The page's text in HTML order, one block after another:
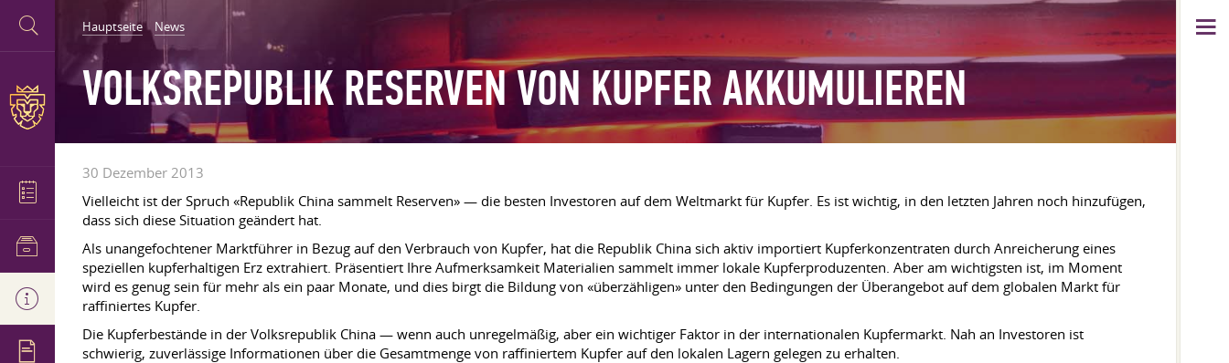
Hauptseite News
VOLKSREPUBLIK RESERVEN VON KUPFER AKKUMULIEREN
30 Dezember 2013
Vielleicht ist der Spruch «Republik China sammelt Reserven» — die besten Investoren auf dem Weltmarkt für Kupfer. Es ist wichtig, in den letzten Jahren noch hinzufügen,
dass sich diese Situation geändert hat.
Als unangefochtener Marktführer in Bezug auf den Verbrauch von Kupfer, hat die Republik China sich aktiv importiert Kupferkonzentraten durch Anreicherung eines
speziellen kupferhaltigen Erz extrahiert. Präsentiert Ihre Aufmerksamkeit Materialien sammelt immer lokale Kupferproduzenten. Aber am wichtigsten ist, im Moment
wird es genug sein für mehr als ein paar Monate, und dies birgt die Bildung von «überzähligen» unter den Bedingungen der Überangebot auf dem globalen Markt für
raffiniertes Kupfer.
Die Kupferbestände in der Volksrepublik China — wenn auch unregelmäßig, aber ein wichtiger Faktor in der internationalen Kupfermarkt. Nah an Investoren ist
schwierig, zuverlässige Informationen über die Gesamtmenge von raffiniertem Kupfer auf den lokalen Lagern gelegen zu erhalten.